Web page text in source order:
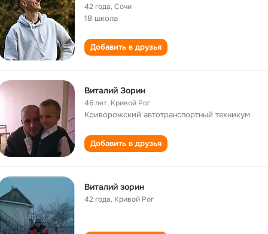
42 года,Сочи
18 школа
Добавить в друзья
Виталий Зорин
46 лет, Кривой Рог
Криворожский автотранспортный техникум
Добавить в друзья
Виталий зорин
42 года, Кривой Рог